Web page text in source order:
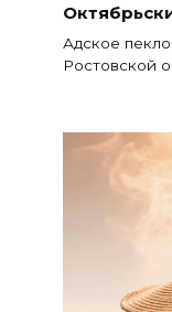
Адское
Ростовской